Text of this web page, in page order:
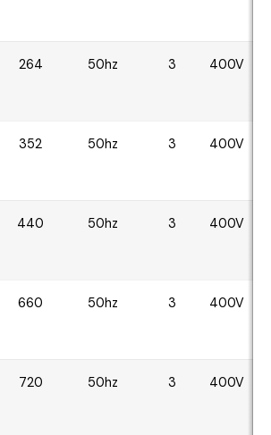
264 50hz 3 400V
352 50hz 3 400V
440 50hz 3 400V
660 50hz 3 400V
720 50hz 3 400V